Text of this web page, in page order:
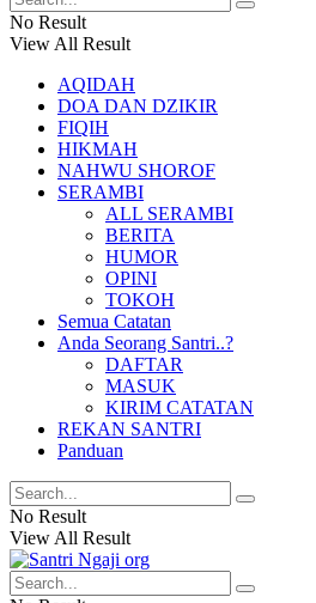
No Result
View All Result
AQIDAH
DOA DAN DZIKIR
FIQIH
HIKMAH
NAHWU SHOROF
SERAMBI
ALL SERAMBI
BERITA
HUMOR
OPINI
TOKOH
Semua Catatan
Anda Seorang Santri..?
DAFTAR
MASUK
KIRIM CATATAN
REKAN SANTRI
Panduan
No Result
View All Result